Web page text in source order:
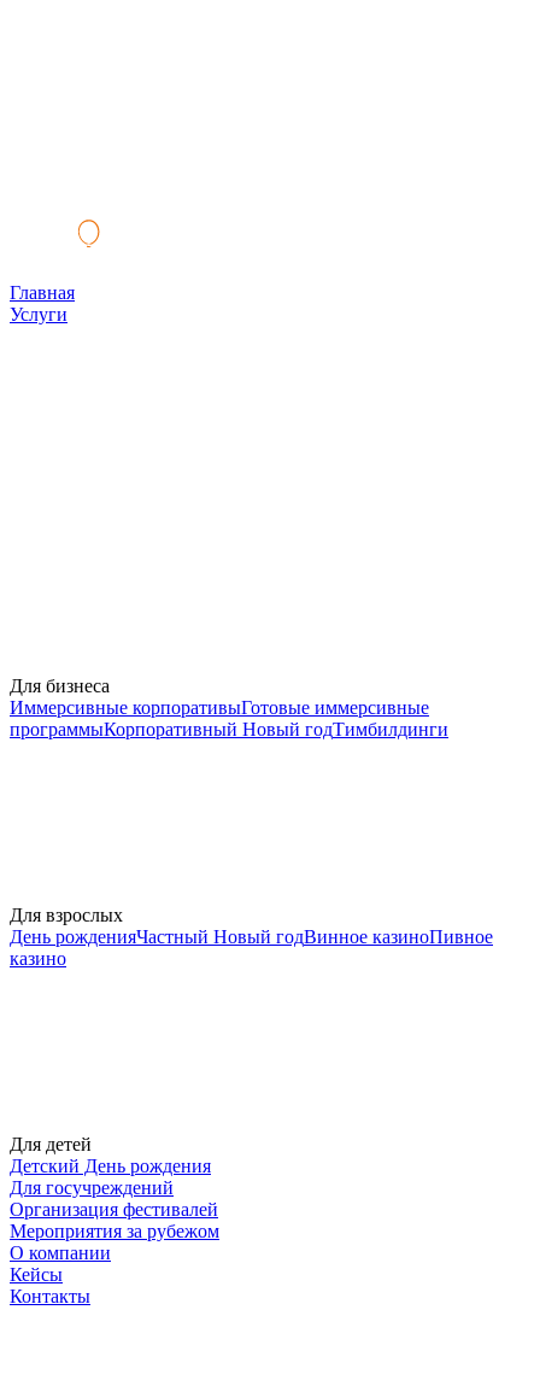
Главная
Услуги
Для бизнеса
Иммерсивные корпоративыГотовые иммерсивные
программыКорпоративный Новый годТимбилдинги
Для взрослых
День рожденияЧастный Новый годВинное казиноПивное
казино
Для детей
Детский День рождения
Для госучреждений
Организация фестивалей
Мероприятия за рубежом
О компании
Кейсы
Контакты